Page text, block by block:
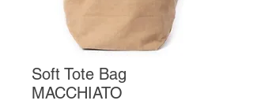
Soft Tote Bag
MACCHIATO